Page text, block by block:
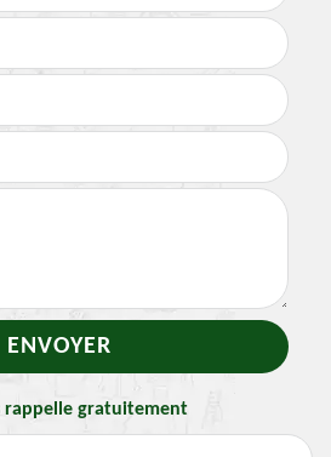
rappelle gratuitement